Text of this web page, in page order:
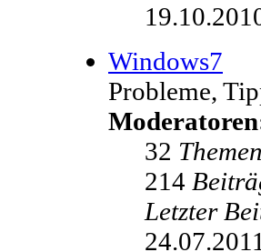
Windows7
Probleme,
32
214
Letzter